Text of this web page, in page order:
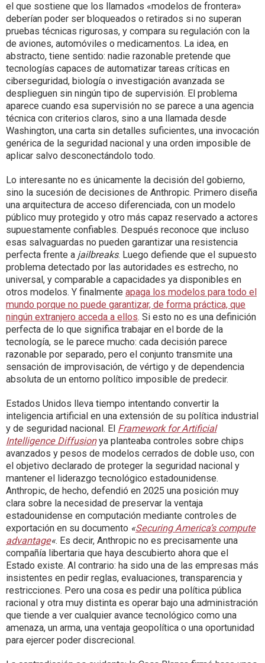
el que sostiene que los llamados «modelos de frontera»
deberían poder ser bloqueados o retirados si no superan
pruebas técnicas rigurosas, y compara su regulación con la
de aviones, automóviles o medicamentos. La idea, en
abstracto, tiene sentido: nadie razonable pretende que
tecnologías capaces de automatizar tareas críticas en
ciberseguridad, biología o investigación avanzada se
desplieguen sin ningún tipo de supervisión. El problema
aparece cuando esa supervisión no se parece a una agencia
técnica con criterios claros, sino a una llamada desde
Washington, una carta sin detalles suficientes, una invocación
genérica de la seguridad nacional y una orden imposible de
aplicar salvo desconectándolo todo.
Lo interesante no es únicamente la decisión del gobierno,
sino la sucesión de decisiones de Anthropic. Primero diseña
una arquitectura de acceso diferenciada, con un modelo
público muy protegido y otro más capaz reservado a actores
supuestamente confiables. Después reconoce que incluso
esas salvaguardas no pueden garantizar una resistencia
perfecta frente a jailbreaks. Luego defiende que el supuesto
problema detectado por las autoridades es estrecho, no
universal, y comparable a capacidades ya disponibles en
otros modelos. Y finalmente apaga los modelos para todo el
mundo porque no puede garantizar, de forma práctica, que
ningún extranjero acceda a ellos. Si esto no es una definición
perfecta de lo que significa trabajar en el borde de la
tecnología, se le parece mucho: cada decisión parece
razonable por separado, pero el conjunto transmite una
sensación de improvisación, de vértigo y de dependencia
absoluta de un entorno político imposible de predecir.
Estados Unidos lleva tiempo intentando convertir la
inteligencia artificial en una extensión de su política industrial
y de seguridad nacional. El Framework for Artificial
Intelligence Diffusionya planteaba controles sobre chips
avanzados y pesos de modelos cerrados de doble uso, con
el objetivo declarado de proteger la seguridad nacional y
mantener el liderazgo tecnológico estadounidense.
Anthropic, de hecho, defendió en 2025 una posición muy
clara sobre la necesidad de preservar la ventaja
estadounidense en computación mediante controles de
exportación en su documento «Securing America’s compute
advantage«. Es decir, Anthropic no es precisamente una
compañía libertaria que haya descubierto ahora que el
Estado existe. Al contrario: ha sido una de las empresas más
insistentes en pedir reglas, evaluaciones, transparencia y
restricciones. Pero una cosa es pedir una política pública
racional y otra muy distinta es operar bajo una administración
que tiende a ver cualquier avance tecnológico como una
amenaza, un arma, una ventaja geopolítica o una oportunidad
para ejercer poder discrecional.